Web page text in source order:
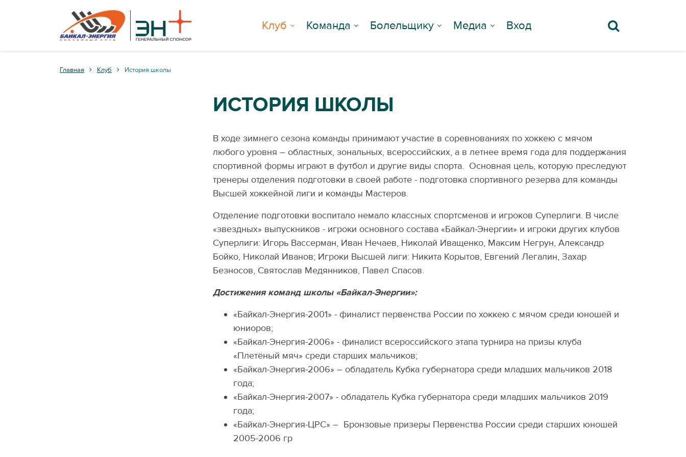
Клуб Команда Болельщику Медиа Вход
Главная Клуб История школы
ИСТОРИЯ ШКОЛЫ
В ходе зимнего сезона команды принимают участие в соревнованиях по хоккею с мячом
любого уровня – областных, зональных, всероссийских, а в летнее время года для поддержания
спортивной формы играют в футбол и другие виды спорта. Основная цель, которую преследуют
тренеры отделения подготовки в своей работе - подготовка спортивного резерва для команды
Высшей хоккейной лиги и команды Мастеров.
Отделение подготовки воспитало немало классных спортсменов и игроков Суперлиги. В числе
«звездных» выпускников - игроки основного состава «Байкал-Энергии» и игроки других клубов
Суперлиги: Игорь Вассерман, Иван Нечаев, Николай Иващенко, Максим Негрун, Александр
Бойко, Николай Иванов; Игроки Высшей лиги: Никита Корытов, Евгений Легалин, Захар
Безносов, Святослав Медянников, Павел Спасов.
Достижения команд школы «Байкал-Энергии»:
«Байкал-Энергия-2001» - финалист первенства России по хоккею с мячом среди юношей и
юниоров;
«Байкал-Энергия-2006» - финалист всероссийского этапа турнира на призы клуба
«Плетёный мяч» среди старших мальчиков;
«Байкал-Энергия-2006» – обладатель Кубка губернатора среди младших мальчиков 2018
года;
«Байкал-Энергия-2007» - обладатель Кубка губернатора среди младших мальчиков 2019
года;
«Байкал-Энергия-ЦРС» – Бронзовые призеры Первенства России среди старших юношей
2005-2006 гр